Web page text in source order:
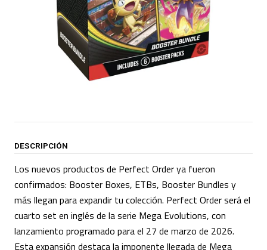
DESCRIPCIÓN
Los nuevos productos de Perfect Order ya fueron
confirmados: Booster Boxes, ETBs, Booster Bundles y
más llegan para expandir tu colección. Perfect Order será el
cuarto set en inglés de la serie Mega Evolutions, con
lanzamiento programado para el 27 de marzo de 2026.
Esta expansión destaca la imponente llegada de Mega